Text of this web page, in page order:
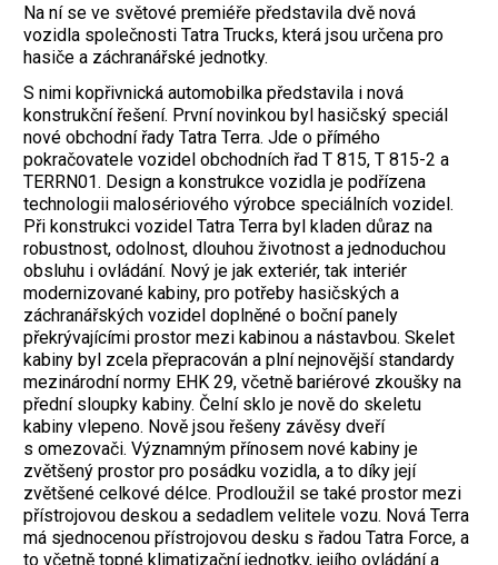
Na ní se ve světové premiéře představila dvě nová
vozidla společnosti Tatra Trucks, která jsou určena pro
hasiče a záchranářské jednotky.
S nimi kopřivnická automobilka představila i nová
konstrukční řešení. První novinkou byl hasičský speciál
nové obchodní řady Tatra Terra. Jde o přímého
pokračovatele vozidel obchodních řad T 815, T 815-2 a
TERRN01. Design a konstrukce vozidla je podřízena
technologii malosériového výrobce speciálních vozidel.
Při konstrukci vozidel Tatra Terra byl kladen důraz na
robustnost, odolnost, dlouhou životnost a jednoduchou
obsluhu i ovládání. Nový je jak exteriér, tak interiér
modernizované kabiny, pro potřeby hasičských a
záchranářských vozidel doplněné o boční panely
překrývajícími prostor mezi kabinou a nástavbou. Skelet
kabiny byl zcela přepracován a plní nejnovější standardy
mezinárodní normy EHK 29, včetně bariérové zkoušky na
přední sloupky kabiny. Čelní sklo je nově do skeletu
kabiny vlepeno. Nově jsou řešeny závěsy dveří
s omezovači. Významným přínosem nové kabiny je
zvětšený prostor pro posádku vozidla, a to díky její
zvětšené celkové délce. Prodloužil se také prostor mezi
přístrojovou deskou a sedadlem velitele vozu. Nová Terra
má sjednocenou přístrojovou desku s řadou Tatra Force, a
to včetně topné klimatizační jednotky, jejího ovládání a